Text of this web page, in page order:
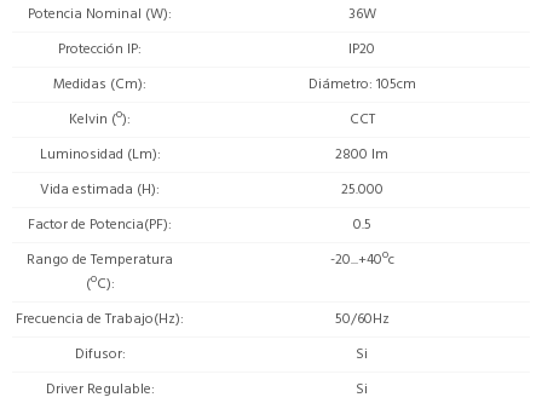
Potencia Nominal (W)
36W
Protección IP
IP20
Medidas (Cm)
Diámetro: 105cm
Kelvin (º)
CCT
Luminosidad (Lm)
2800 lm
Vida estimada (H)
25.000
Factor de Potencia(PF)
0.5
Rango de Temperatura
(ºC)
-20...+40ºc
Frecuencia de Trabajo(Hz)
50/60Hz
Difusor
Si
Driver Regulable
Si